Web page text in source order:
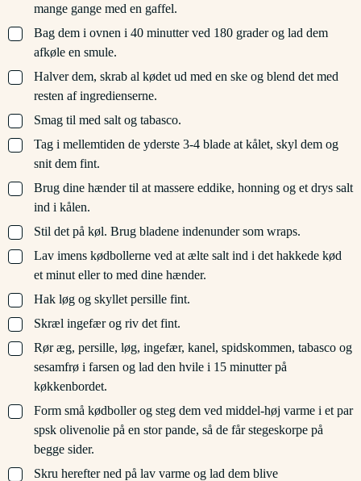
mange gange med en gaffel.
▢
Bag dem i ovnen i 40 minutter ved 180 grader og lad dem
afkøle en smule.
▢
Halver dem, skrab al kødet ud med en ske og blend det med
resten af ingredienserne.
▢
Smag til med salt og tabasco.
▢
Tag i mellemtiden de yderste 3-4 blade at kålet, skyl dem og
snit dem fint.
▢
Brug dine hænder til at massere eddike, honning og et drys salt
ind i kålen.
▢
Stil det på køl. Brug bladene indenunder som wraps.
▢
Lav imens kødbollerne ved at ælte salt ind i det hakkede kød
et minut eller to med dine hænder.
▢
Hak løg og skyllet persille fint.
▢
Skræl ingefær og riv det fint.
▢
Rør æg, persille, løg, ingefær, kanel, spidskommen, tabasco og
sesamfrø i farsen og lad den hvile i 15 minutter på
køkkenbordet.
▢
Form små kødboller og steg dem ved middel-høj varme i et par
spsk olivenolie på en stor pande, så de får stegeskorpe på
begge sider.
▢
Skru herefter ned på lav varme og lad dem blive